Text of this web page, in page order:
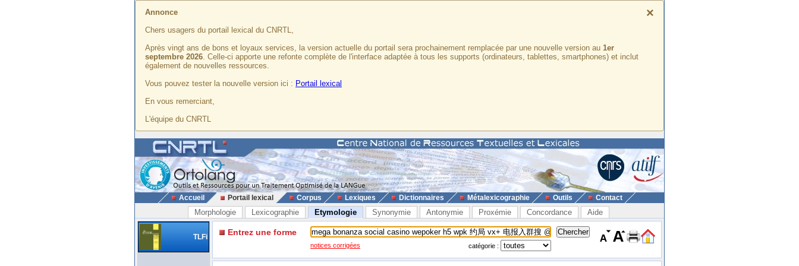
×
Annonce
Chers usagers du portail lexical du CNRTL,
Après vingt ans de bons et loyaux services, la version actuelle du portail sera prochainement remplacée par une nouvelle version au 1er
septembre 2026. Celle-ci apporte une refonte complète de l'interface adaptée à tous les supports (ordinateurs, tablettes, smartphones) et inclut
également de nouvelles ressources.
Vous pouvez tester la nouvelle version ici : Portail lexical
En vous remerciant,
L'équipe du CNRTL
Accueil Portail lexical Corpus Lexiques Dictionnaires Métalexicographie Outils Contact
Morphologie Lexicographie Etymologie Synonymie Antonymie Proxémie Concordance Aide
TLFi Entrez une forme
notices corrigées catégorie :